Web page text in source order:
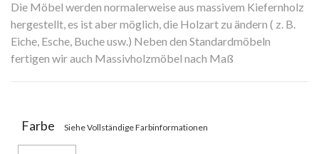
Die Möbel werden normalerweise aus massivem Kiefernholz
hergestellt, es ist aber möglich, die Holzart zu ändern ( z. B.
Eiche, Esche, Buche usw.) Neben den Standardmöbeln
fertigen wir auch Massivholzmöbel nach Maß
Lieferzeit: 4-6 Wochen
Farbe Siehe Vollständige Farbinformationen